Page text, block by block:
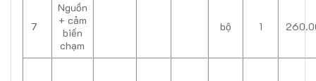
7
Nguồn
+ cảm
biến
chạm
bộ 1